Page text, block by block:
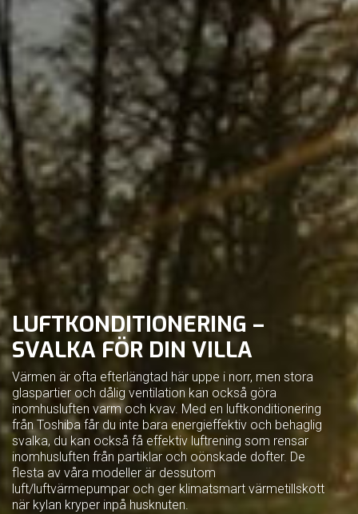
LUFTKONDITIONERING –
SVALKA FÖR DIN VILLA
Värmen är ofta efterlängtad här uppe i norr, men stora
glaspartier och dålig ventilation kan också göra
inomhusluften varm och kvav. Med en luftkonditionering
från Toshiba får du inte bara energieffektiv och behaglig
svalka, du kan också få effektiv luftrening som rensar
inomhusluften från partiklar och oönskade dofter. De
flesta av våra modeller är dessutom
luft/luftvärmepumpar och ger klimatsmart värmetillskott
när kylan kryper inpå husknuten.